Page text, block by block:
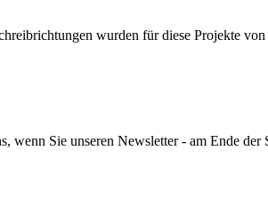
wurden für diese Projekte
Sie unseren Newsletter - am Ende der